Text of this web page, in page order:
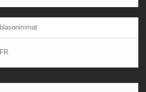
blasonimmat
FR